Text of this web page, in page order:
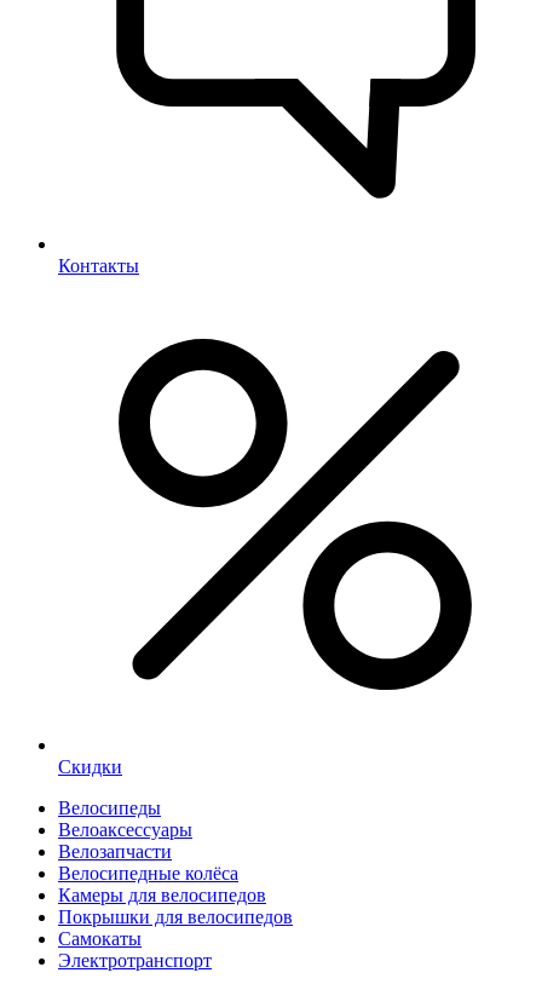
Контакты
Скидки
Велосипеды
Велоаксессуары
Велозапчасти
Велосипедные колёса
Камеры для велосипедов
Покрышки для велосипедов
Самокаты
Электротранспорт